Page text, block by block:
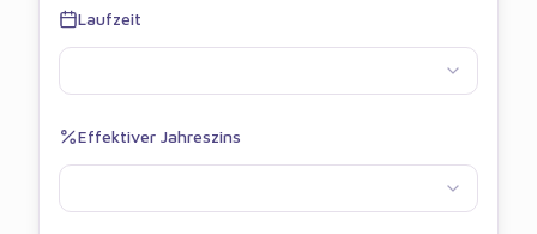
Laufzeit
Effektiver Jahreszins